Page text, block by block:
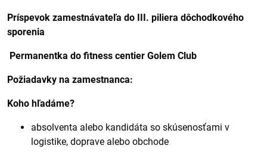
Príspevok zamestnávateľa do III. piliera dôchodkového
sporenia
Permanentka do fitness centier Golem Club
Požiadavky na zamestnanca:
Koho hľadáme?
absolventa alebo kandidáta so skúsenosťami v
logistike, doprave alebo obchode